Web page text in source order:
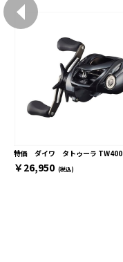
特価 ダイワ タトゥーラ TW400
￥26,950 (税込)